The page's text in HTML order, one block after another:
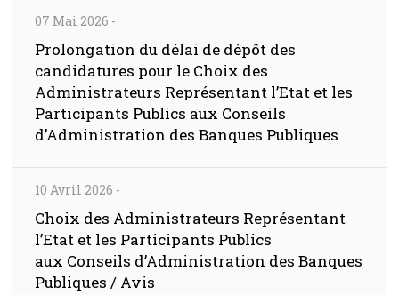
07 Mai 2026 -
Prolongation du délai de dépôt des
candidatures pour le Choix des
Administrateurs Représentant l’Etat et les
Participants Publics aux Conseils
d’Administration des Banques Publiques
10 Avril 2026 -
Choix des Administrateurs Représentant
l’Etat et les Participants Publics
aux Conseils d’Administration des Banques
Publiques / Avis